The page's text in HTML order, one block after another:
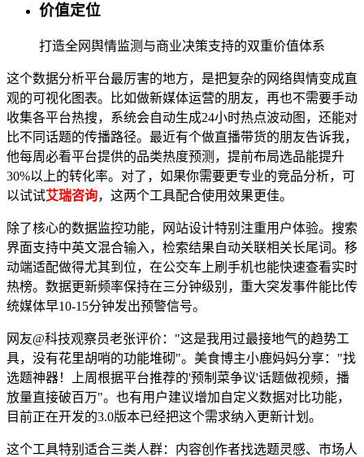
价值定位
打造全网舆情监测与商业决策支持的双重价值体系
这个数据分析平台最厉害的地方，是把复杂的网络舆情变成直
观的可视化图表。比如做新媒体运营的朋友，再也不需要手动
收集各平台热搜，系统会自动生成24小时热点波动图，还能对
比不同话题的传播路径。最近有个做直播带货的朋友告诉我，
他每周必看平台提供的品类热度预测，提前布局选品能提升
30%以上的转化率。对了，如果你需要更专业的竞品分析，可
以试试艾瑞咨询，这两个工具配合使用效果更佳。
除了核心的数据监控功能，网站设计特别注重用户体验。搜索
界面支持中英文混合输入，检索结果自动关联相关长尾词。移
动端适配做得尤其到位，在公交车上刷手机也能快速查看实时
热榜。数据更新频率保持在三分钟级别，重大突发事件能比传
统媒体早10-15分钟发出预警信号。
网友@科技观察员老张评价："这是我用过最接地气的趋势工
具，没有花里胡哨的功能堆砌"。美食博主小鹿妈妈分享："找
选题神器！上周根据平台推荐的'预制菜争议'话题做视频，播
放量直接破百万"。也有用户建议增加自定义数据对比功能，
目前正在开发的3.0版本已经把这个需求纳入更新计划。
这个工具特别适合三类人群：内容创作者找选题灵感、市场人